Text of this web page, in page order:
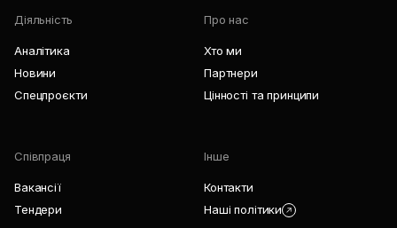
Діяльність
Аналітика
Новини
Спецпроєкти
Про нас
Хто ми
Партнери
Цінності та принципи
Співпраця
Вакансії
Тендери
Інше
Контакти
Наші політики